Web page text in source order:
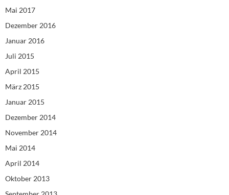
Mai 2017
Dezember 2016
Januar 2016
Juli 2015
April 2015
März 2015
Januar 2015
Dezember 2014
November 2014
Mai 2014
April 2014
Oktober 2013